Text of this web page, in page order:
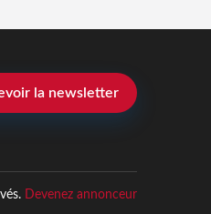
la newsletter
Devenez annonceur